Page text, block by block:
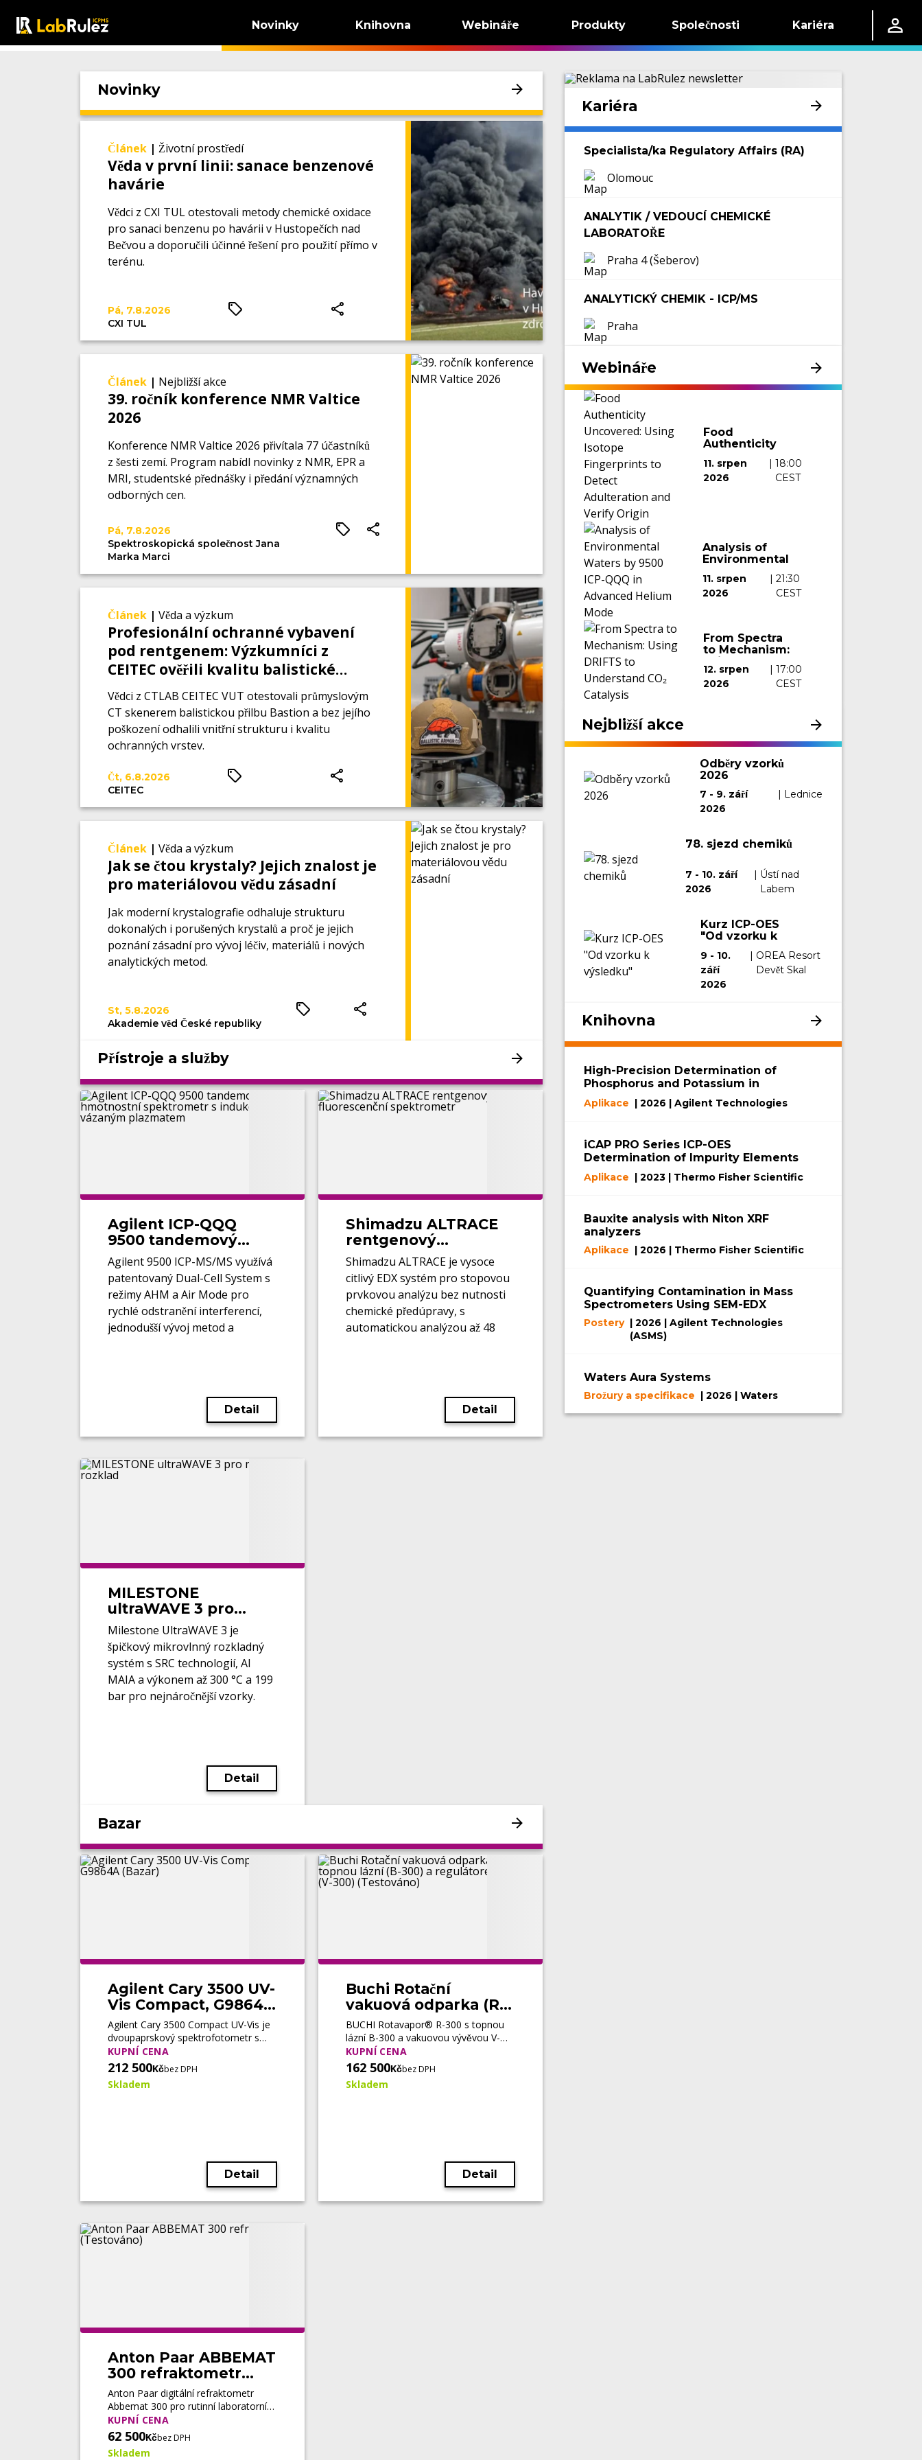
Novinky Knihovna Webináře Produkty Společnosti Kariéra
Novinky
Článek | Životní prostředí
Věda v první linii: sanace benzenové
havárie
Vědci z CXI TUL otestovali metody chemické oxidace
pro sanaci benzenu po havárii v Hustopečích nad
Bečvou a doporučili účinné řešení pro použití přímo v
terénu.
Pá, 7.8.2026
CXI TUL
Článek | Nejbližší akce
39. ročník konference NMR Valtice
2026
Konference NMR Valtice 2026 přivítala 77 účastníků
z šesti zemí. Program nabídl novinky z NMR, EPR a
MRI, studentské přednášky i předání významných
odborných cen.
Pá, 7.8.2026
Spektroskopická společnost Jana
Marka Marci
Článek | Věda a výzkum
Profesionální ochranné vybavení
pod rentgenem: Výzkumníci z
CEITEC ověřili kvalitu balistické
přilby bez jediného řezu
Vědci z CTLAB CEITEC VUT otestovali průmyslovým
CT skenerem balistickou přilbu Bastion a bez jejího
poškození odhalili vnitřní strukturu i kvalitu
ochranných vrstev.
Čt, 6.8.2026
CEITEC
Článek | Věda a výzkum
Jak se čtou krystaly? Jejich znalost je
pro materiálovou vědu zásadní
Jak moderní krystalografie odhaluje strukturu
dokonalých i porušených krystalů a proč je jejich
poznání zásadní pro vývoj léčiv, materiálů i nových
analytických metod.
St, 5.8.2026
Akademie věd České republiky
Přístroje a služby
Agilent ICP-QQQ
9500 tandemový
hmotnostní
spektrometr s
indukčně vázaným
plazmatem
Agilent 9500 ICP-MS/MS využívá
patentovaný Dual-Cell System s
režimy AHM a Air Mode pro
rychlé odstranění interferencí,
jednodušší vývoj metod a
Detail
Shimadzu ALTRACE
rentgenový
fluorescenční
spektrometr
Shimadzu ALTRACE je vysoce
citlivý EDX systém pro stopovou
prvkovou analýzu bez nutnosti
chemické předúpravy, s
automatickou analýzou až 48
Detail
MILESTONE
ultraWAVE 3 pro
mikrovlnný rozklad
Milestone UltraWAVE 3 je
špičkový mikrovlnný rozkladný
systém s SRC technologií, AI
MAIA a výkonem až 300 °C a 199
bar pro nejnáročnější vzorky.
Detail
Bazar
Agilent Cary 3500 UV-
Vis Compact, G9864A
(Bazar)
Agilent Cary 3500 Compact UV-Vis je
dvoupaprskový spektrofotometr s
xenonovou lampou a integrovaným
Peltierovým systémem pro přesná
UV-Vis měření při laboratorní i řízené
teplotě.
KUPNÍ CENA
212 500Kčbez DPH
Skladem
Detail
Buchi Rotační
vakuová odparka (R-
300) s topnou lázní
(B-300) a
regulátorem vakua
(V-300) (Testováno)
BUCHI Rotavapor® R-300 s topnou
lázní B-300 a vakuovou vývěvou V-
300 představuje modulární systém
pro automatizované laboratorní
odpařování. Nabízí přesnou regulaci
vakua, inteligentní řízení procesu,
KUPNÍ CENA
162 500Kčbez DPH
Skladem
Detail
Anton Paar ABBEMAT
300 refraktometr
(Testováno)
Anton Paar digitální refraktometr
Abbemat 300 pro rutinní laboratorní
měření indexu lomu a koncentrace.
Nabízí Peltierovu regulaci teploty, více
než 120 metod, vysokou přesnost a
KUPNÍ CENA
62 500Kčbez DPH
Skladem
Kariéra
Specialista/ka Regulatory Affairs (RA)
Olomouc
ANALYTIK / VEDOUCÍ CHEMICKÉ
LABORATOŘE
Praha 4 (Šeberov)
ANALYTICKÝ CHEMIK - ICP/MS
Praha
Webináře
Food
Authenticity
Using Isotope
Fingerprints to
11. srpen
2026
| 18:00
CEST
Analysis of
Environmental
9500 ICP-QQQ
in Advanced
11. srpen
2026
| 21:30
CEST
From Spectra
to Mechanism:
to Understand
CO₂ Catalysis
12. srpen
2026
| 17:00
CEST
Nejbližší akce
Odběry vzorků
2026
7 - 9. září
2026
| Lednice
78. sjezd chemiků
7 - 10. září
2026
Ústí nad
Labem
Kurz ICP-OES
"Od vzorku k
9 - 10.
září
2026
| OREA Resort
Devět Skal
Knihovna
High-Precision Determination of
Phosphorus and Potassium in
Fertilizers by ICP-OES
Aplikace | 2026 | Agilent Technologies
iCAP PRO Series ICP-OES
Determination of Impurity Elements
in Battery-Grade NMP
Aplikace | 2023 | Thermo Fisher Scientific
Bauxite analysis with Niton XRF
analyzers
Aplikace | 2026 | Thermo Fisher Scientific
Quantifying Contamination in Mass
Spectrometers Using SEM-EDX
Postery | 2026 | Agilent Technologies
(ASMS)
Waters Aura Systems
Brožury a specifikace | 2026 | Waters